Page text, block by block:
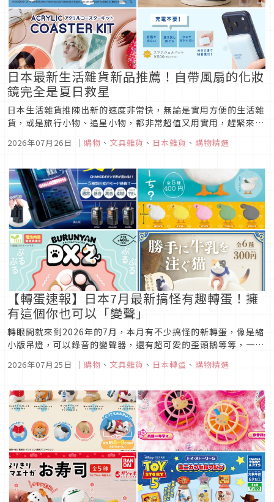
日本最新生活雜貨新品推薦！自帶風扇的化妝
鏡完全是夏日救星
日本生活雜貨推陳出新的速度非常快，無論是實用方便的生活雜
貨，或是旅行小物、追星小物，都非常超值又用實用，趕緊來看
看在炎炎夏日的7月裡，有哪些必買的雜貨小物！
2026年07月26日 ｜ 購物 、 文具雜貨 、 日本雜貨 、 購物精選
【轉蛋速報】日本7月最新搞怪有趣轉蛋！擁
有這個你也可以「變聲」
轉眼間就來到2026年的7月，本月有不少搞怪的新轉蛋，像是縮
小版吊燈，可以錄音的變聲器，還有超可愛的歪頭鵝等等，一起
來看看有哪些搞怪又有趣的轉蛋，替炎熱的夏天增添一些小樂趣
吧！
2026年07月25日 ｜ 購物 、 文具雜貨 、 日本轉蛋 、 購物精選